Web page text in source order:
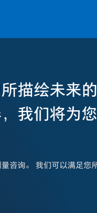
描绘未来
我们将为
咨询。 我们可以满足您